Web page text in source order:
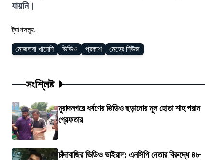
যায়নি।
ট্যাগসমূহ:
মোজতবা খামেনি ভিডিও প্রকাশ মেহের নিউজ
সংশ্লিষ্ট
মুরাদনগরে ধর্ষণের ভিডিও ছড়ানোর মূল হোতা শাহ পরান
গ্রেফতার
চাঁদাবাজির ভিডিও ভাইরাল: এনসিপি নেতার বিরুদ্ধে ৪৮